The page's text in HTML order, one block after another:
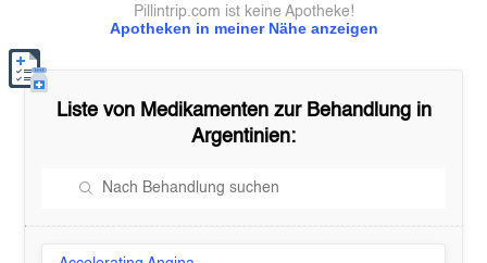
Apotheken in meiner Nähe anzeigen
Pillintrip.com ist keine Apotheke!
Liste von Medikamenten zur Behandlung in
Argentinien: